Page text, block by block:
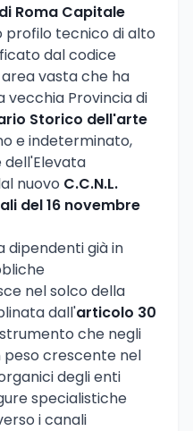
Roma Capitale
profilo tecnico di alto
dal codice
vasta che ha
vecchia Provincia di
Storico dell'arte
e indeterminato,
dell'Elevata
nuovo C.C.N.L.
del 16 novembre
dipendenti già in
nel solco della
dall'articolo 30
che negli
peso crescente nel
degli enti
specialistiche
i canali